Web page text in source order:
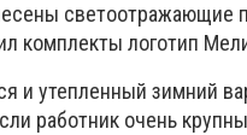
светоотражающие
комплекты логотип
и утепленный зимний
работник очень